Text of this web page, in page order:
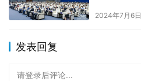
2024年7月6日
发表回复
请登录后评论...